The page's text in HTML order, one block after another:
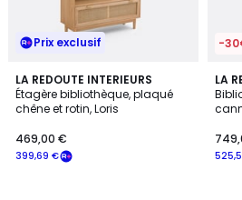
Prix exclusif
LA REDOUTE INTERIEURS
Étagère bibliothèque, plaqué
chêne et rotin, Loris
399,69 €
469,00 €
2,7
/ 5
-
LA4,3
/ 5